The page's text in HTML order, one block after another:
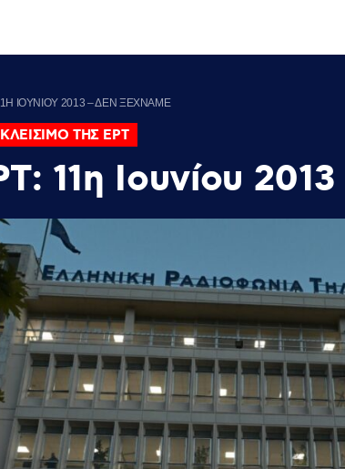
ΙΟΥΝΙΟΥ 2013 – ΔΕΝ ΞΕΧΝΑΜΕ
ΤΗΣ ΕΡΤ
11η Ιουνίου